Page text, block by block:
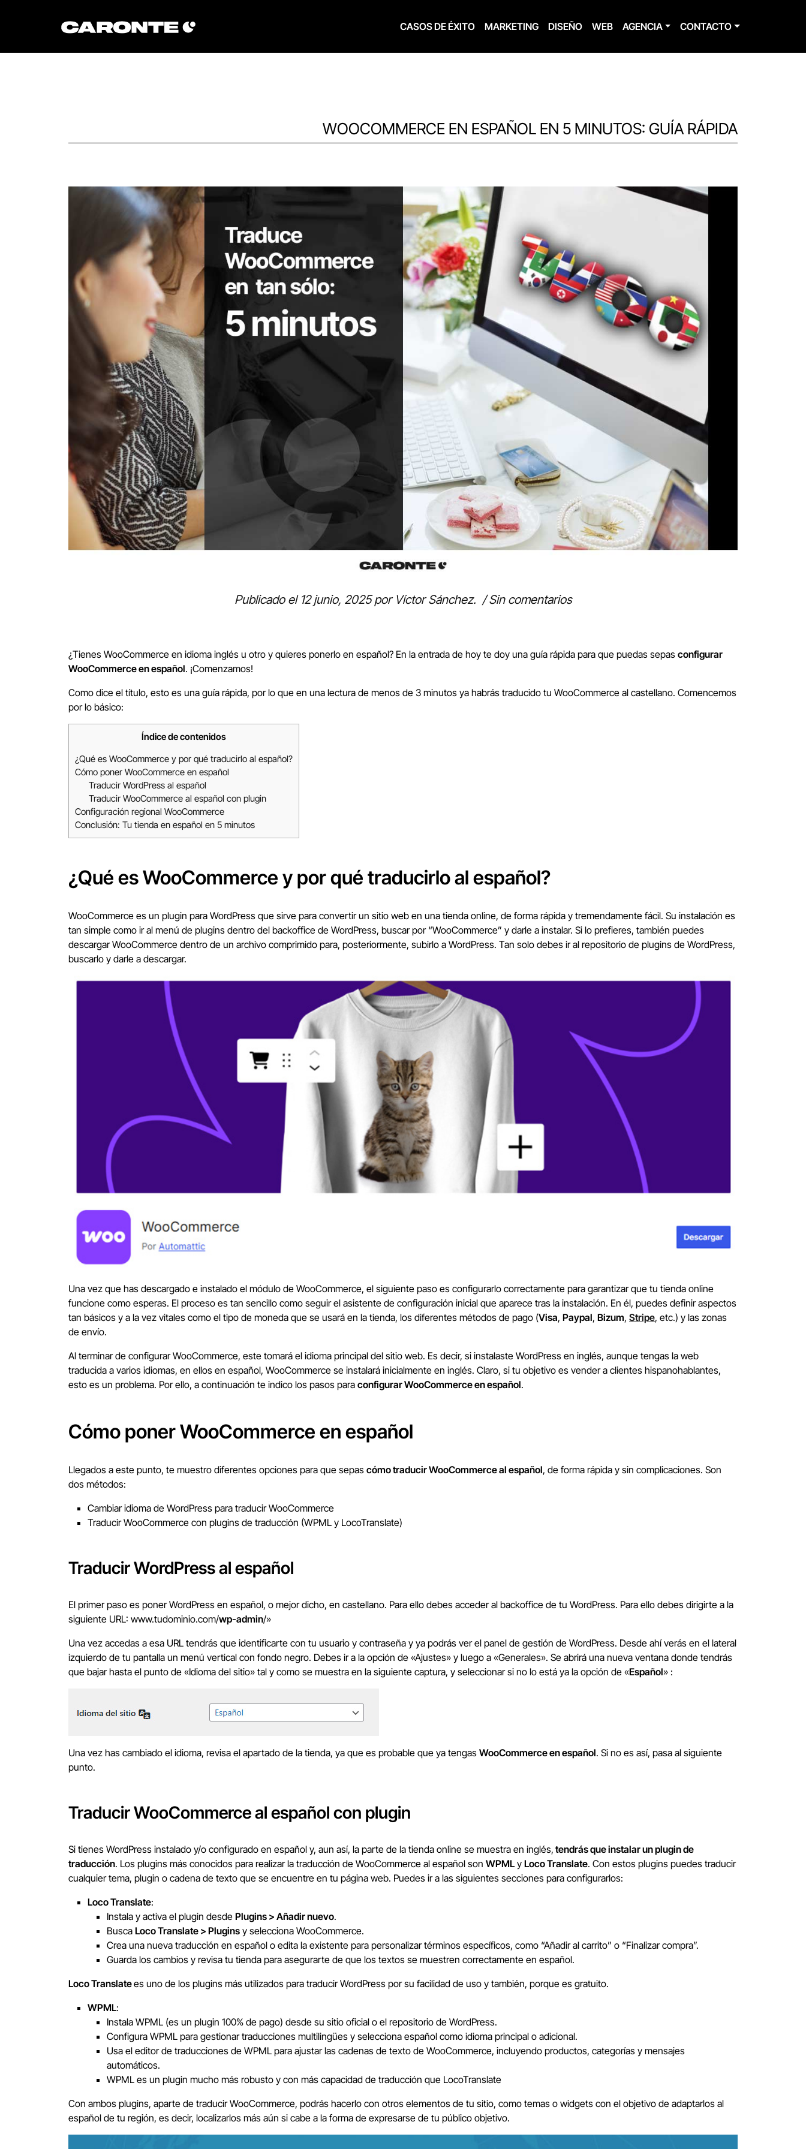
CASOS DE ÉXITO MARKETING DISEÑO WEB AGENCIA CONTACTO
WOOCOMMERCE EN ESPAÑOL EN 5 MINUTOS: GUÍA RÁPIDA
Publicado el 12 junio, 2025por Víctor Sánchez. /Sin comentarios
¿Tienes WooCommerce en idioma inglés u otro y quieres ponerlo en español? En la entrada de hoy te doy una guía rápida para que puedas sepas configurar
WooCommerce en español. ¡Comenzamos!
Como dice el título, esto es una guía rápida, por lo que en una lectura de menos de 3 minutos ya habrás traducido tu WooCommerce al castellano. Comencemos
por lo básico:
Índice de contenidos
¿Qué es WooCommerce y por qué traducirlo al español?
Cómo poner WooCommerce en español
Traducir WordPress al español
Traducir WooCommerce al español con plugin
Configuración regional WooCommerce
Conclusión: Tu tienda en español en 5 minutos
¿Qué es WooCommerce y por qué traducirlo al español?
WooCommerce es un plugin para WordPress que sirve para convertir un sitio web en una tienda online, de forma rápida y tremendamente fácil. Su instalación es
tan simple como ir al menú de plugins dentro del backoffice de WordPress, buscar por “WooCommerce” y darle a instalar. Si lo prefieres, también puedes
descargar WooCommerce dentro de un archivo comprimido para, posteriormente, subirlo a WordPress. Tan solo debes ir al repositorio de plugins de WordPress,
buscarlo y darle a descargar.
Una vez que has descargado e instalado el módulo de WooCommerce, el siguiente paso es configurarlo correctamente para garantizar que tu tienda online
funcione como esperas. El proceso es tan sencillo como seguir el asistente de configuración inicial que aparece tras la instalación. En él, puedes definir aspectos
tan básicos y a la vez vitales como el tipo de moneda que se usará en la tienda, los diferentes métodos de pago (Visa, Paypal, Bizum, Stripe, etc.) y las zonas
de envío.
Al terminar de configurar WooCommerce, este tomará el idioma principal del sitio web. Es decir, si instalaste WordPress en inglés, aunque tengas la web
traducida a varios idiomas, en ellos en español, WooCommerce se instalará inicialmente en inglés. Claro, si tu objetivo es vender a clientes hispanohablantes,
esto es un problema. Por ello, a continuación te indico los pasos para configurar WooCommerce en español.
Cómo poner WooCommerce en español
Llegados a este punto, te muestro diferentes opciones para que sepas cómo traducir WooCommerce al español, de forma rápida y sin complicaciones. Son
dos métodos:
Cambiar idioma de WordPress para traducir WooCommerce
Traducir WooCommerce con plugins de traducción (WPML y LocoTranslate)
Traducir WordPress al español
El primer paso es poner WordPress en español, o mejor dicho, en castellano. Para ello debes acceder al backoffice de tu WordPress. Para ello debes dirigirte a la
siguiente URL: www.tudominio.com/wp-admin/»
Una vez accedas a esa URL tendrás que identificarte con tu usuario y contraseña y ya podrás ver el panel de gestión de WordPress. Desde ahí verás en el lateral
izquierdo de tu pantalla un menú vertical con fondo negro. Debes ir a la opción de «Ajustes» y luego a «Generales». Se abrirá una nueva ventana donde tendrás
que bajar hasta el punto de «Idioma del sitio» tal y como se muestra en la siguiente captura, y seleccionar si no lo está ya la opción de «Español» :
Una vez has cambiado el idioma, revisa el apartado de la tienda, ya que es probable que ya tengas WooCommerce en español. Si no es así, pasa al siguiente
punto.
Traducir WooCommerce al español con plugin
Si tienes WordPress instalado y/o configurado en español y, aun así, la parte de la tienda online se muestra en inglés, tendrás que instalar un plugin de
traducción. Los plugins más conocidos para realizar la traducción de WooCommerce al español son WPML y Loco Translate. Con estos plugins puedes traducir
cualquier tema, plugin o cadena de texto que se encuentre en tu página web. Puedes ir a las siguientes secciones para configurarlos:
Loco Translate:
Instala y activa el plugin desde Plugins > Añadir nuevo.
Busca Loco Translate > Plugins y selecciona WooCommerce.
Crea una nueva traducción en español o edita la existente para personalizar términos específicos, como “Añadir al carrito” o “Finalizar compra”.
Guarda los cambios y revisa tu tienda para asegurarte de que los textos se muestren correctamente en español.
Loco Translatees uno de los plugins más utilizados para traducir WordPress por su facilidad de uso y también, porque es gratuito.
WPML:
Instala WPML (es un plugin 100% de pago) desde su sitio oficial o el repositorio de WordPress.
Configura WPML para gestionar traducciones multilingües y selecciona español como idioma principal o adicional.
Usa el editor de traducciones de WPML para ajustar las cadenas de texto de WooCommerce, incluyendo productos, categorías y mensajes
automáticos.
WPML es un plugin mucho más robusto y con más capacidad de traducción que LocoTranslate
Con ambos plugins, aparte de traducir WooCommerce, podrás hacerlo con otros elementos de tu sitio, como temas o widgets con el objetivo de adaptarlos al
español de tu región, es decir, localizarlos más aún si cabe a la forma de expresarse de tu público objetivo.